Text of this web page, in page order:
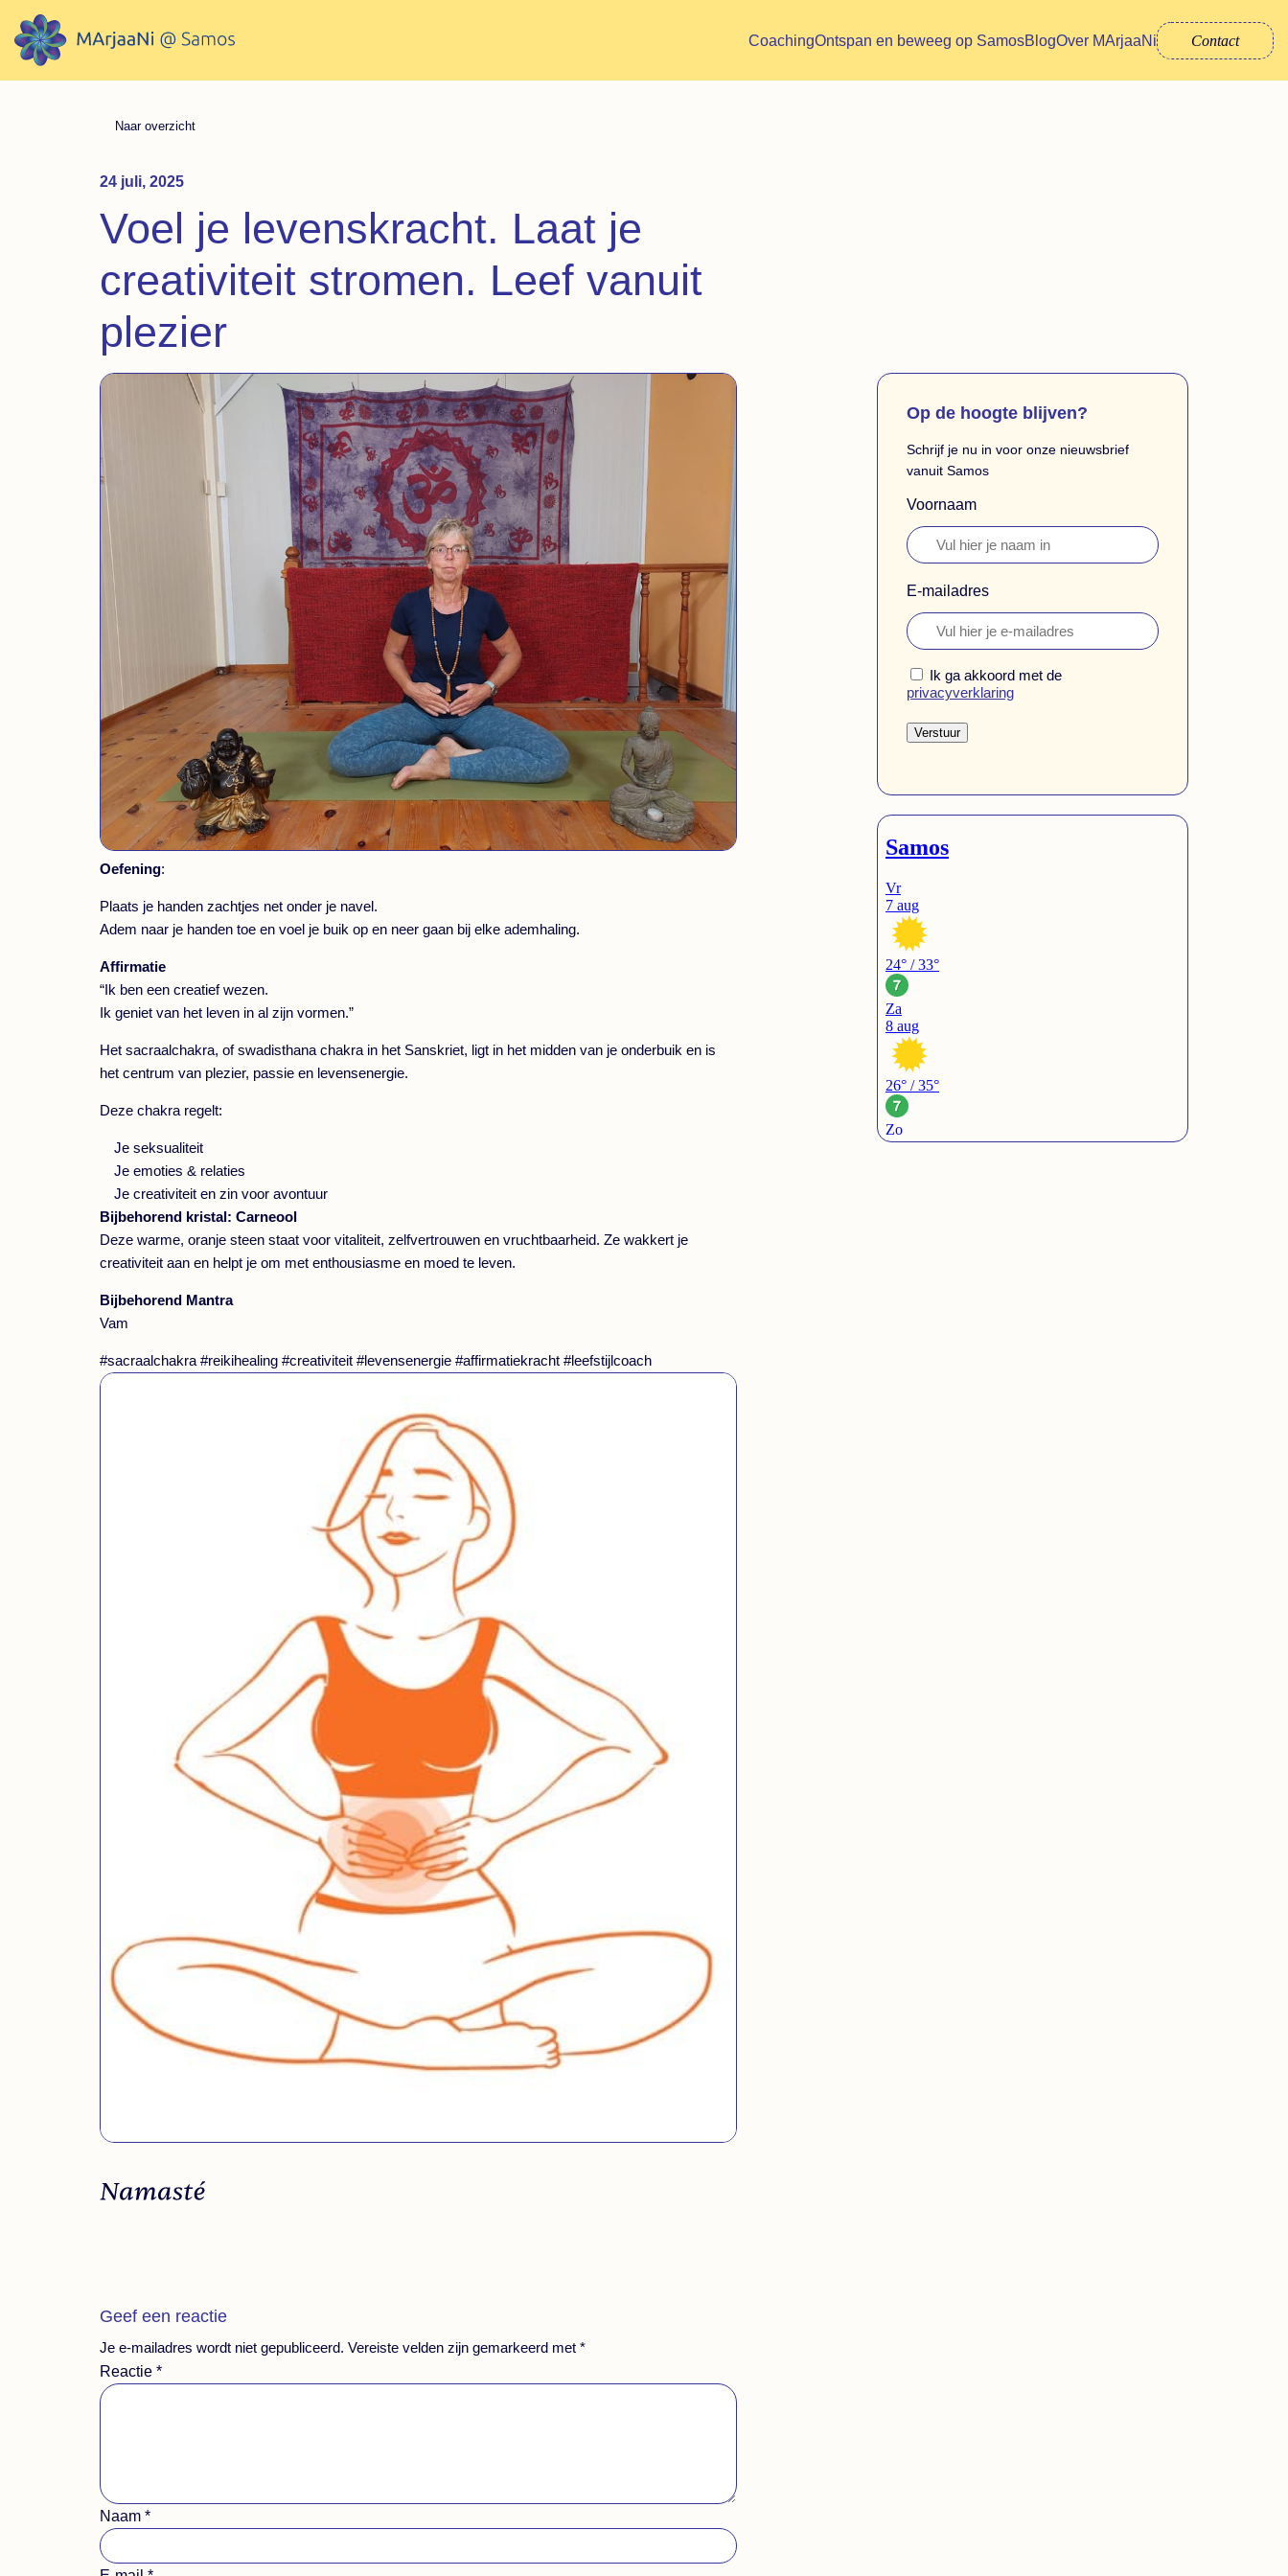
CoachingOntspan en beweeg op SamosBlogOver MArjaaNi Contact
Naar overzicht
24 juli, 2025
Voel je levenskracht. Laat je
creativiteit stromen. Leef vanuit
plezier
Oefening:
Plaats je handen zachtjes net onder je navel.
Adem naar je handen toe en voel je buik op en neer gaan bij elke ademhaling.
Affirmatie
“Ik ben een creatief wezen.
Ik geniet van het leven in al zijn vormen.”
Het sacraalchakra, of swadisthana chakra in het Sanskriet, ligt in het midden van je onderbuik en is
het centrum van plezier, passie en levensenergie.
Deze chakra regelt:
Je seksualiteit
Je emoties & relaties
Je creativiteit en zin voor avontuur
Bijbehorend kristal: Carneool
Deze warme, oranje steen staat voor vitaliteit, zelfvertrouwen en vruchtbaarheid. Ze wakkert je
creativiteit aan en helpt je om met enthousiasme en moed te leven.
Bijbehorend Mantra
Vam
#sacraalchakra #reikihealing #creativiteit #levensenergie #affirmatiekracht #leefstijlcoach
Geef een reactie
Je e-mailadres wordt niet gepubliceerd. Vereiste velden zijn gemarkeerd met *
Reactie *
Naam *
Op de hoogte blijven?
Schrijf je nu in voor onze nieuwsbrief
vanuit Samos
Voornaam
E-mailadres
Ik ga akkoord met de
privacyverklaring
Verstuur